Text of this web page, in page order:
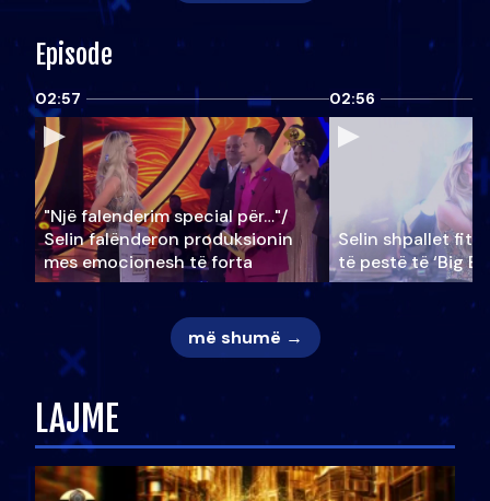
Episode
02:57
"Një falenderim special për…"/
Selin falënderon produksionin
mes emocionesh të forta
02:56
Selin shpallet
të pestë të ‘Big
më shumë →
LAJME